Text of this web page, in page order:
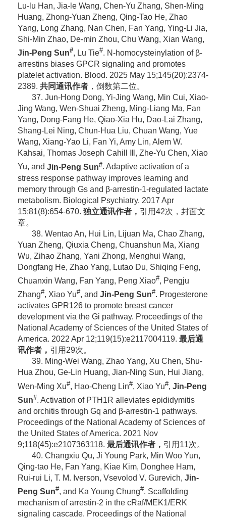
Lu-lu Han, Jia-le Wang, Chen-Yu Zhang, Shen-Ming
Huang, Zhong-Yuan Zheng, Qing-Tao He, Zhao
Yang, Long Zhang, Nan Chen, Fan Yang, Ying-Li Jia,
Shi-Min Zhao, De-min Zhou, Chu Wang, Xian Wang,
Jin-Peng Sun#, Lu Tie#. N-homocysteinylation of β-
arrestins biases GPCR signaling and promotes
platelet activation. Blood. 2025 May 15;145(20):2374-
2389. 共同通讯作者，倒数第二位。
37. Jun-Hong Dong, Yi-Jing Wang, Min Cui, Xiao-
Jing Wang, Wen-Shuai Zheng, Ming-Liang Ma, Fan
Yang, Dong-Fang He, Qiao-Xia Hu, Dao-Lai Zhang,
Shang-Lei Ning, Chun-Hua Liu, Chuan Wang, Yue
Wang, Xiang-Yao Li, Fan Yi, Amy Lin, Alem W.
Kahsai, Thomas Joseph Cahill Ⅲ, Zhe-Yu Chen, Xiao
Yu, and Jin-Peng Sun#. Adaptive activation of a
stress response pathway improves learning and
memory through Gs and β-arrestin-1-regulated lactate
metabolism. Biological Psychiatry. 2017 Apr
15;81(8):654-670. 独立通讯作者， 引用42次，封面文
章。
38. Wentao An, Hui Lin, Lijuan Ma, Chao Zhang,
Yuan Zheng, Qiuxia Cheng, Chuanshun Ma, Xiang
Wu, Zihao Zhang, Yani Zhong, Menghui Wang,
Dongfang He, Zhao Yang, Lutao Du, Shiqing Feng,
Chuanxin Wang, Fan Yang, Peng Xiao#, Pengju
Zhang#, Xiao Yu#, and Jin-Peng Sun#. Progesterone
activates GPR126 to promote breast cancer
development via the Gi pathway. Proceedings of the
National Academy of Sciences of the United States of
America. 2022 Apr 12;119(15):e2117004119. 最后通
讯作者， 引用29次。
39. Ming-Wei Wang, Zhao Yang, Xu Chen, Shu-
Hua Zhou, Ge-Lin Huang, Jian-Ning Sun, Hui Jiang,
Wen-Ming Xu#, Hao-Cheng Lin#, Xiao Yu#, Jin-Peng
Sun#. Activation of PTH1R alleviates epididymitis
and orchitis through Gq and β-arrestin-1 pathways.
Proceedings of the National Academy of Sciences of
the United States of America. 2021 Nov
9;118(45):e2107363118. 最后通讯作者， 引用11次。
40. Changxiu Qu, Ji Young Park, Min Woo Yun,
Qing-tao He, Fan Yang, Kiae Kim, Donghee Ham,
Rui-rui Li, T. M. Iverson, Vsevolod V. Gurevich, Jin-
Peng Sun#, and Ka Young Chung#. Scaffolding
mechanism of arrestin-2 in the cRaf/MEK1/ERK
signaling cascade. Proceedings of the National